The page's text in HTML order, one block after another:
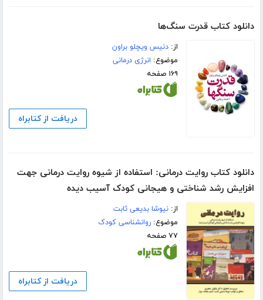
دانلود کتاب قدرت سنگ‌ها
از:دنیس ویچلو براون
موضوع: انرژی درمانی
۱۶۹ صفحه
دریافت از کتابراه
دانلود کتاب روایت درمانی: استفاده از شیوه روایت درمانی جهت
افزایش رشد شناختی و هیجانی کودک آسیب دیده
از:نیوشا بدیعی ثابت
موضوع:روانشناسی کودک
۷۷ صفحه
دریافت از کتابراه